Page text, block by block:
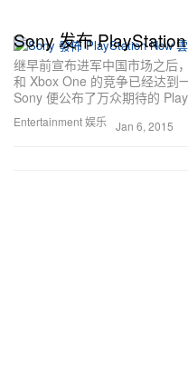
Entertainment 娱乐
Sony 发布
继早前宣布进军中国市场之后
和 Xbox One 的竞争已经达到
Sony 便公布了万众期待的
Jan 6, 2015